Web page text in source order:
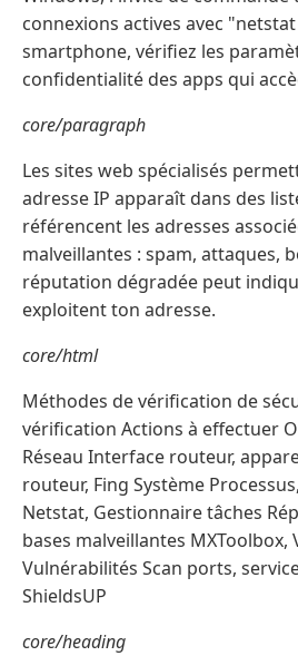
connexions actives avec
smartphone, vérifiez les
confidentialité des apps qui
core/paragraph
Les sites web spécialisés
adresse IP apparaît dans des
référencent les adresses
malveillantes : spam, attaques,
réputation dégradée peut
exploitent ton adresse.
core/html
Méthodes de vérification de
vérification Actions à effectuer
Réseau Interface routeur,
routeur, Fing Système
Netstat, Gestionnaire tâches
bases malveillantes MXToolbox,
Vulnérabilités Scan ports,
ShieldsUP
core/heading